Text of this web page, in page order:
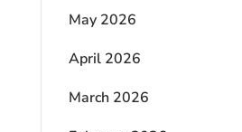
May 2026
April 2026
March 2026